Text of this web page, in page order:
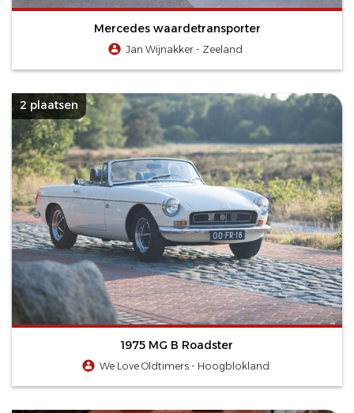
Mercedes waardetransporter
Jan Wijnakker - Zeeland
2 plaatsen
1975 MG B Roadster
We Love Oldtimers - Hoogblokland